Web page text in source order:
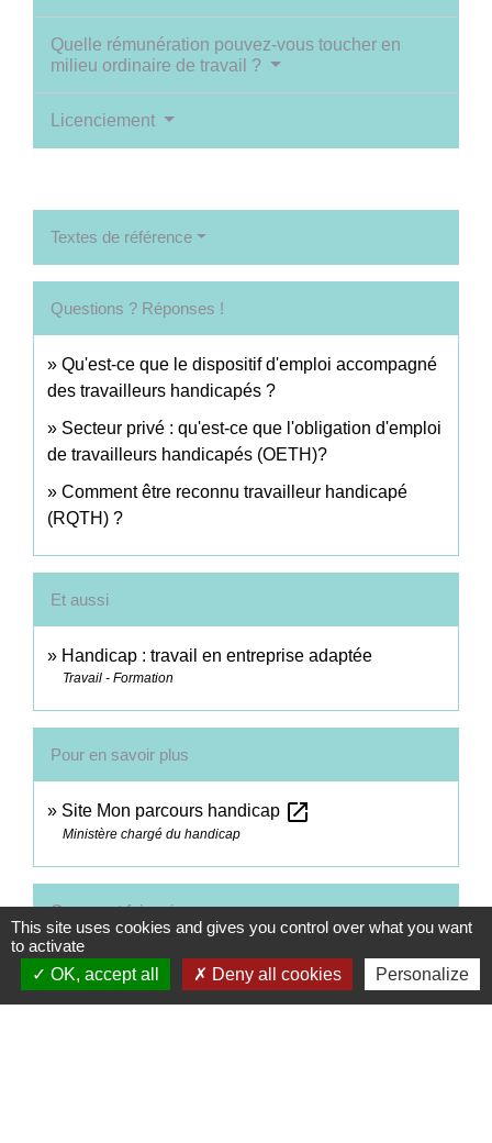
Quelle rémunération pouvez-vous toucher en
milieu ordinaire de travail ?
Licenciement
Textes de référence
Questions ? Réponses !
Qu'est-ce que le dispositif d'emploi accompagné
des travailleurs handicapés ?
Secteur privé : qu'est-ce que l'obligation d'emploi
de travailleurs handicapés (OETH)?
Comment être reconnu travailleur handicapé
(RQTH) ?
Et aussi
Handicap : travail en entreprise adaptée
Travail - Formation
Pour en savoir plus
Site Mon parcours handicap open_in_new
Ministère chargé du handicap
Comment faire si...
Je suis en situation de handicap
This site uses cookies and gives you control over what you want
to activate
OK, accept all
Deny all cookies Personalize